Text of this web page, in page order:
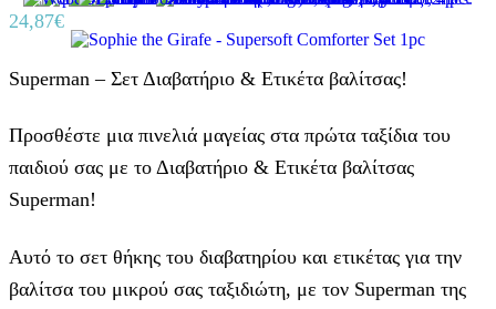
24,87€
Superman – Σετ Διαβατήριο & Ετικέτα βαλίτσας!
Προσθέστε μια πινελιά μαγείας στα πρώτα ταξίδια του
παιδιού σας με το Διαβατήριο & Eτικέτα βαλίτσας
Superman!
Αυτό το σετ θήκης του διαβατηρίου και ετικέτας για την
βαλίτσα του μικρού σας ταξιδιώτη, με τον Superman της